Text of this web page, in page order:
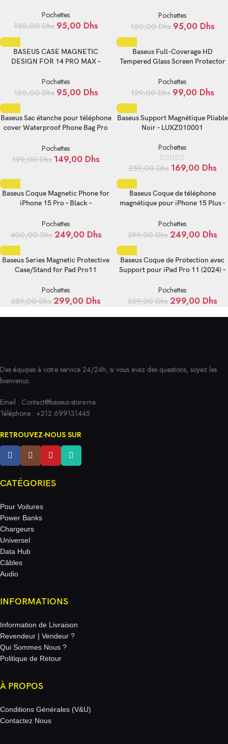
Pochettes
150,00Dhs 95,00 Dhs
Pochettes
120,00Dhs 95,00 Dhs
BASEUS CASE MAGNETIC
DESIGN FOR 14 PRO MAX –
Pochettes
120,00Dhs 95,00 Dhs
Baseus Full-Coverage HD
Tempered Glass Screen Protector
Pochettes
129,00Dhs 99,00 Dhs
Baseus Sac étanche pour téléphone
cover Waterproof Phone Bag Pro
Pochettes
199,00Dhs 149,00 Dhs
Baseus Support Magnétique Pliable
Noir – LUXZ010001
Pochettes
259,00Dhs 169,00 Dhs
Baseus Coque Magnetic Phone for
iPhone 15 Pro – Black –
Pochettes
400,00Dhs 249,00 Dhs
Baseus Coque de téléphone
magnétique pour iPhone 15 Plus -
Pochettes
399,00Dhs249,00 Dhs
Baseus Series Magnetic Protective
Case/Stand for Pad Pro11
Air4/Air5 10.9 – ARJS040905
Pochettes
359,00Dhs299,00 Dhs
Baseus Coque de Protection avec
Support pour iPad Pro 11 (2024) –
Pochettes
359,00Dhs299,00 Dhs
Des équipes à votre service 24/24h, si vous avez des questions, soyez les
bienvenus.
Email : Contact@baseus-store.ma
Téléphone : +212 699131445
RETROUVEZ-NOUS SUR
CATÉGORIES
Pour Voitures
Power Banks
Chargeurs
Universel
Data Hub
Câbles
Audio
INFORMATIONS
Information de Livraison
Revendeur | Vendeur ?
Qui Sommes Nous ?
Politique de Retour
À PROPOS
Conditions Générales (V&U)
Contactez Nous